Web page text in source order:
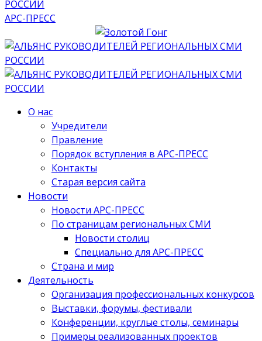
АРС-ПРЕСС
О нас
Учредители
Правление
Порядок вступления в АРС-ПРЕСС
Контакты
Старая версия сайта
Новости
Новости АРС-ПРЕСС
По страницам региональных СМИ
Новости столиц
Специально для АРС-ПРЕСС
Страна и мир
Деятельность
Организация профессиональных конкурсов
Выставки, форумы, фестивали
Конференции, круглые столы, семинары
Примеры реализованных проектов